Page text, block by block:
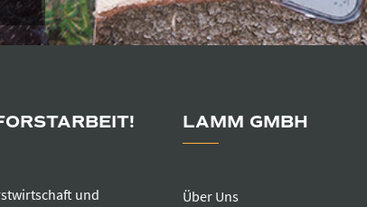
und
LAMM GMBH
Über Uns